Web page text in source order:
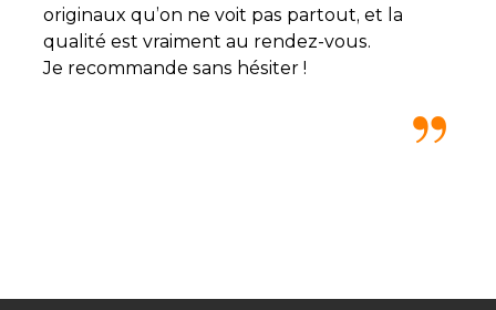
originaux qu’on ne voit pas partout, et la
qualité est vraiment au rendez-vous.
Je recommande sans hésiter !